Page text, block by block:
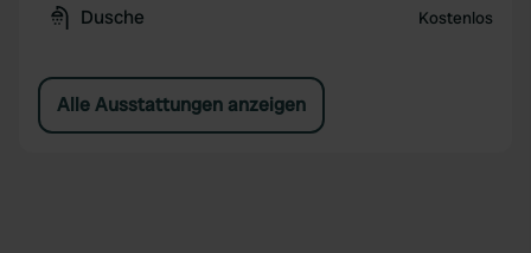
Dusche Kostenlos
Alle Ausstattungen anzeigen